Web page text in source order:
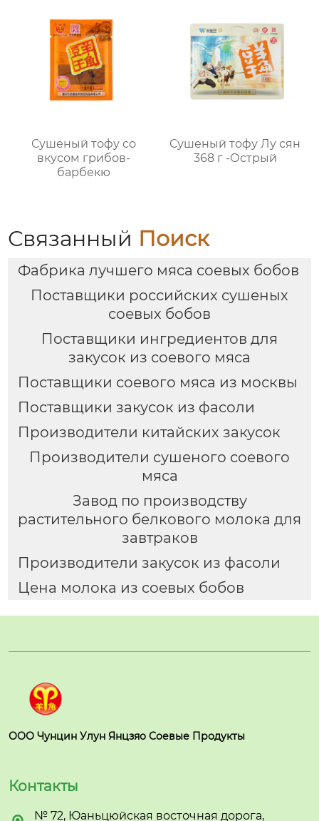
Сушеный тофу со
вкусом грибов-
барбекю
Сушеный тофу Лу сян
368 г -Острый
Связанный Поиск
Фабрика лучшего мяса соевых бобов
Поставщики российских сушеных
соевых бобов
Поставщики ингредиентов для
закусок из соевого мяса
Поставщики соевого мяса из москвы
Поставщики закусок из фасоли
Производители китайских закусок
Производители сушеного соевого
мяса
Завод по производству
растительного белкового молока для
завтраков
Производители закусок из фасоли
Цена молока из соевых бобов
ООО Чунцин Улун Янцзяо Соевые Продукты
Контакты
№ 72, Юаньцюйская восточная дорога,